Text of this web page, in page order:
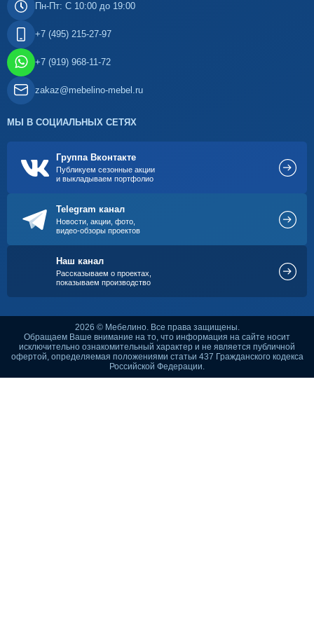
Пн-Пт: С 10:00 до 19:00
+7 (495) 215-27-97
+7 (919) 968-11-72
zakaz@mebelino-mebel.ru
МЫ В СОЦИАЛЬНЫХ СЕТЯХ
Группа Вконтакте
Публикуем сезонные акции
и выкладываем портфолио
Telegram канал
Новости, акции, фото,
видео-обзоры проектов
Наш канал
Рассказываем о проектах,
показываем производство
2026 © Мебелино. Все права защищены.
Обращаем Ваше внимание на то, что информация на сайте носит
исключительно ознакомительный характер и не является публичной
офертой, определяемая положениями статьи 437 Гражданского кодекса
Российской Федерации.